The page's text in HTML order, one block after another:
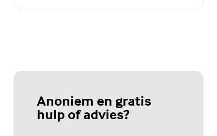
Anoniem en gratis
hulp of advies?